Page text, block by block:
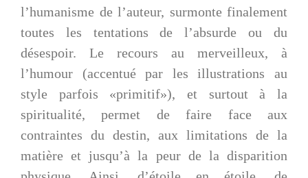
l’humanisme de l’auteur, surmonte finalement
toutes les tentations de l’absurde ou du
désespoir. Le recours au merveilleux, à
l’humour (accentué par les illustrations au
style parfois «primitif»), et surtout à la
spiritualité, permet de faire face aux
contraintes du destin, aux limitations de la
matière et jusqu’à la peur de la disparition